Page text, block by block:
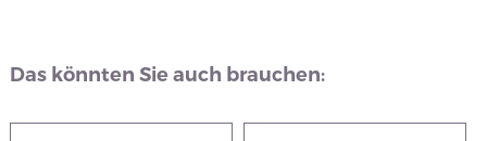
Das könnten Sie auch brauchen: